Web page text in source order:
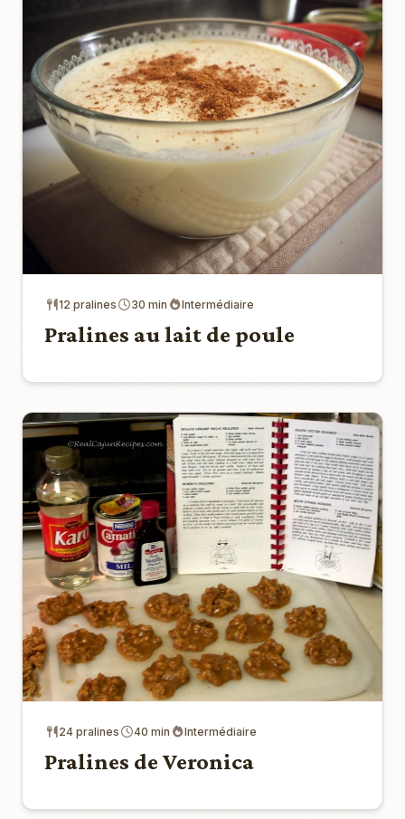
12 pralines 30 min Intermédiaire
Pralines au lait de poule
24 pralines 40 min Intermédiaire
Pralines de Veronica